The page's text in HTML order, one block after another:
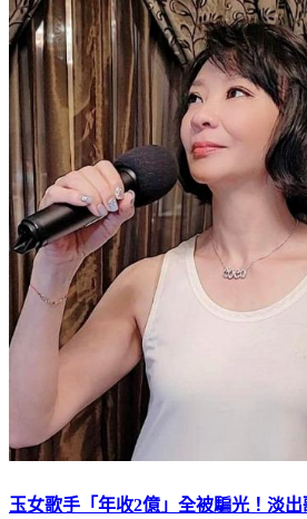
玉女歌手「年收2億」全被騙光！淡